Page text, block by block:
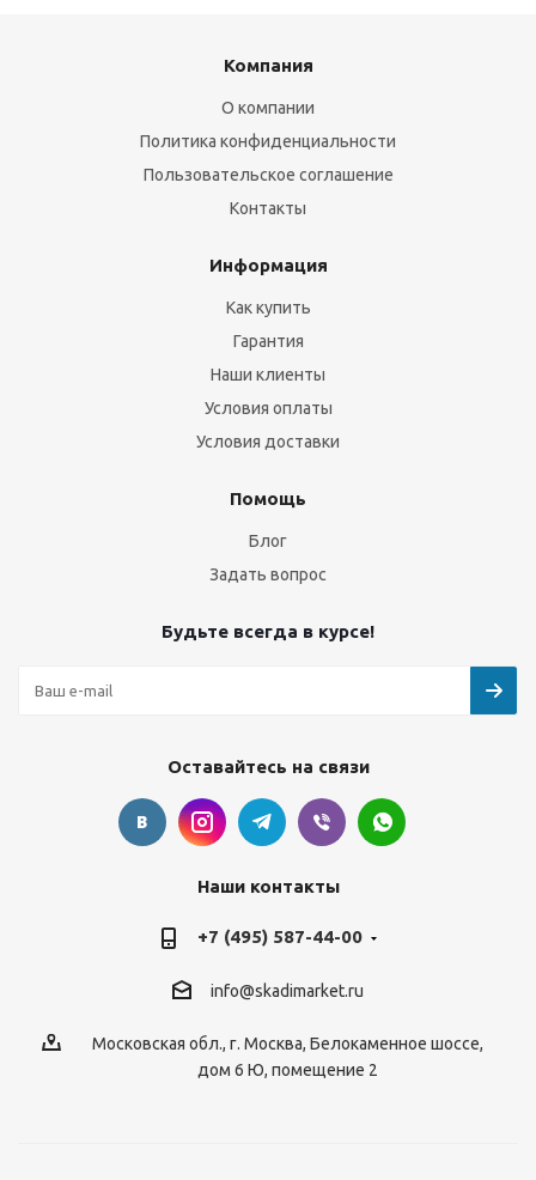
Компания
О компании
Политика конфиденциальности
Пользовательское соглашение
Контакты
Информация
Как купить
Гарантия
Наши клиенты
Условия оплаты
Условия доставки
Помощь
Блог
Задать вопрос
Будьте всегда в курсе!
Оставайтесь на связи
Наши контакты
+7 (495) 587-44-00
info@skadimarket.ru
Московская обл., г. Москва, Белокаменное шоссе,
дом 6 Ю, помещение 2